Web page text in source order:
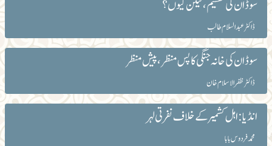
سوڈان کی تقسیم، لیکن کیوں ؟
ڈاکٹرعبدالسلام طالب
سوڈان کی خانہ جنگی کا پس منظر، پیش منظر
ڈاکٹر ظفرالاسلام خان
انڈیا: اہل کشمیر کے خلاف نفرتی لہر
محمد فردوس بابا